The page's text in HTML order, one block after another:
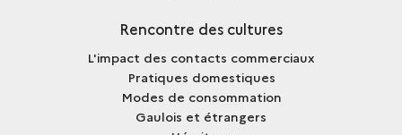
Rencontre des cultures
L'impact des contacts commerciaux
Pratiques domestiques
Modes de consommation
Gaulois et étrangers